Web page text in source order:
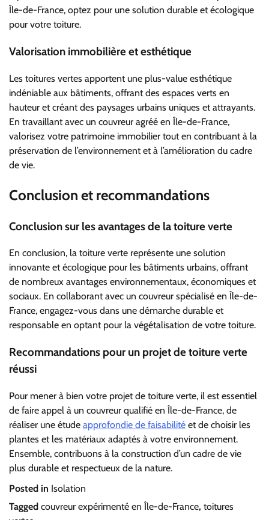
Île-de-France, optez pour une solution durable et écologique
pour votre toiture.
Valorisation immobilière et esthétique
Les toitures vertes apportent une plus-value esthétique
indéniable aux bâtiments, offrant des espaces verts en
hauteur et créant des paysages urbains uniques et attrayants.
En travaillant avec un couvreur agréé en Île-de-France,
valorisez votre patrimoine immobilier tout en contribuant à la
préservation de l’environnement et à l’amélioration du cadre
de vie.
Conclusion et recommandations
Conclusion sur les avantages de la toiture verte
En conclusion, la toiture verte représente une solution
innovante et écologique pour les bâtiments urbains, offrant
de nombreux avantages environnementaux, économiques et
sociaux. En collaborant avec un couvreur spécialisé en Île-de-
France, engagez-vous dans une démarche durable et
responsable en optant pour la végétalisation de votre toiture.
Recommandations pour un projet de toiture verte
réussi
Pour mener à bien votre projet de toiture verte, il est essentiel
de faire appel à un couvreur qualifié en Île-de-France, de
réaliser une étude approfondie de faisabilité et de choisir les
plantes et les matériaux adaptés à votre environnement.
Ensemble, contribuons à la construction d’un cadre de vie
plus durable et respectueux de la nature.
Posted in Isolation
Tagged couvreur expérimenté en Île-de-France, toitures